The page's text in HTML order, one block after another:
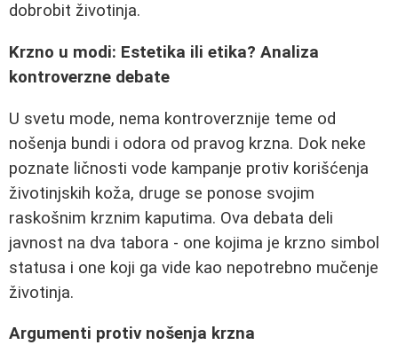
dobrobit životinja.
Krzno u modi: Estetika ili etika? Analiza
kontroverzne debate
U svetu mode, nema kontroverznije teme od
nošenja bundi i odora od pravog krzna. Dok neke
poznate ličnosti vode kampanje protiv korišćenja
životinjskih koža, druge se ponose svojim
raskošnim krznim kaputima. Ova debata deli
javnost na dva tabora - one kojima je krzno simbol
statusa i one koji ga vide kao nepotrebno mučenje
životinja.
Argumenti protiv nošenja krzna